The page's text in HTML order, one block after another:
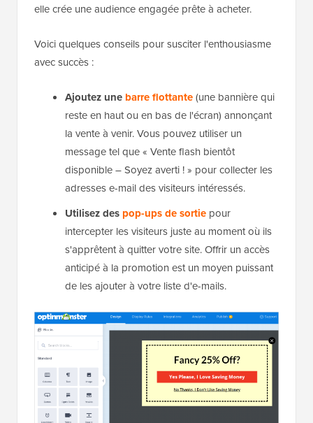
elle crée une audience engagée prête à acheter.
Voici quelques conseils pour susciter l'enthousiasme
avec succès :
Ajoutez une barre flottante(une bannière qui
reste en haut ou en bas de l'écran) annonçant
la vente à venir. Vous pouvez utiliser un
message tel que « Vente flash bientôt
disponible – Soyez averti ! » pour collecter les
adresses e-mail des visiteurs intéressés.
Utilisez des pop-ups de sortie pour
intercepter les visiteurs juste au moment où ils
s'apprêtent à quitter votre site. Offrir un accès
anticipé à la promotion est un moyen puissant
de les ajouter à votre liste d'e-mails.